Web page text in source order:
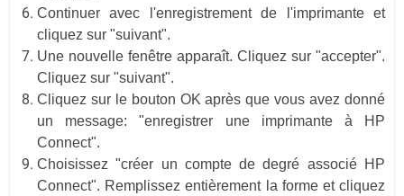
Continuer avec l'enregistrement de l'imprimante et
cliquez sur "suivant".
Une nouvelle fenêtre apparaît. Cliquez sur "accepter".
Cliquez sur "suivant".
Cliquez sur le bouton OK après que vous avez donné
un message: "enregistrer une imprimante à HP
Connect".
Choisissez "créer un compte de degré associé HP
Connect". Remplissez entièrement la forme et cliquez